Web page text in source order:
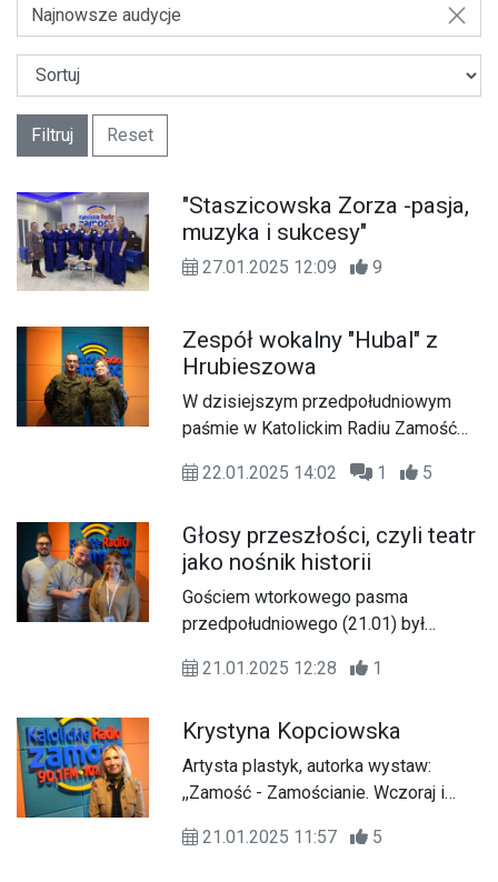
Najnowsze audycje
Filtruj Reset
"Staszicowska Zorza -pasja,
muzyka i sukcesy"
27.01.2025 12:09 9
Zespół wokalny "Hubal" z
Hrubieszowa
W dzisiejszym przedpołudniowym
paśmie w Katolickim Radiu Zamość
wokalnego "Hubal" z Hrubieszowa:
zespołu oraz Marka Maciejczyka -
kierownika zespołu oraz prezesa
Stowarzyszenia "Hubal"
22.01.2025 14:02 1 5
Głosy przeszłości, czyli teatr
jako nośnik historii
Gościem wtorkowego pasma
przedpołudniowego (21.01) był
pedagog teatru.
21.01.2025 12:28 1
Krystyna Kopciowska
Artysta plastyk, autorka wystaw:
,,Zamość - Zamościanie. Wczoraj i
21.01.2025 11:57
5